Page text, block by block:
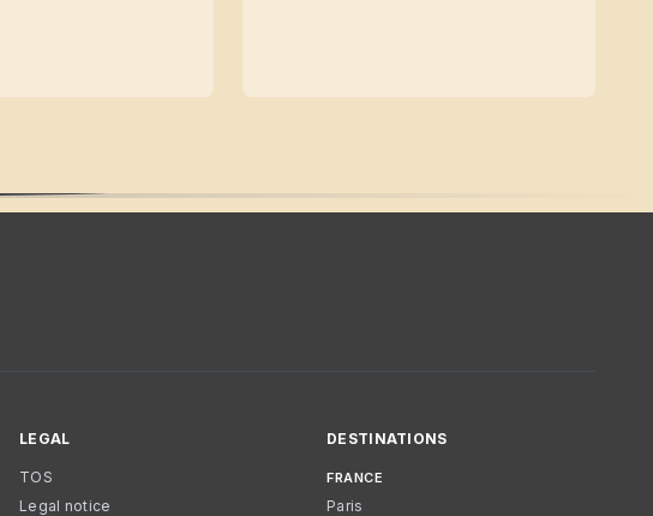
LEGAL
TOS
Legal notice
DESTINATIONS
FRANCE
Paris